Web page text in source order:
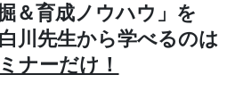
＆育成ノウハウ」を
川先生から学べるのは
ナーだけ！